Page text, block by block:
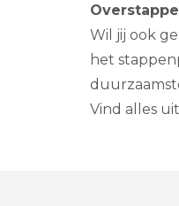
Wil jij ook
het
Vind alles